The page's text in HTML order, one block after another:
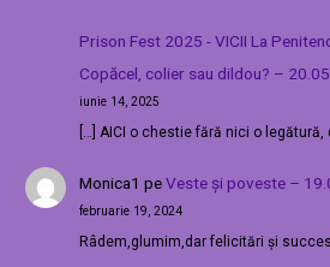
Prison Fest 2025 - VICII La
Copăcel, colier sau dildou? – 20.05
iunie 14, 2025
[…] AICI o chestie fără nici o
Monica1 peVeste și poveste –
februarie 19, 2024
Râdem,glumim,dar felicitări și